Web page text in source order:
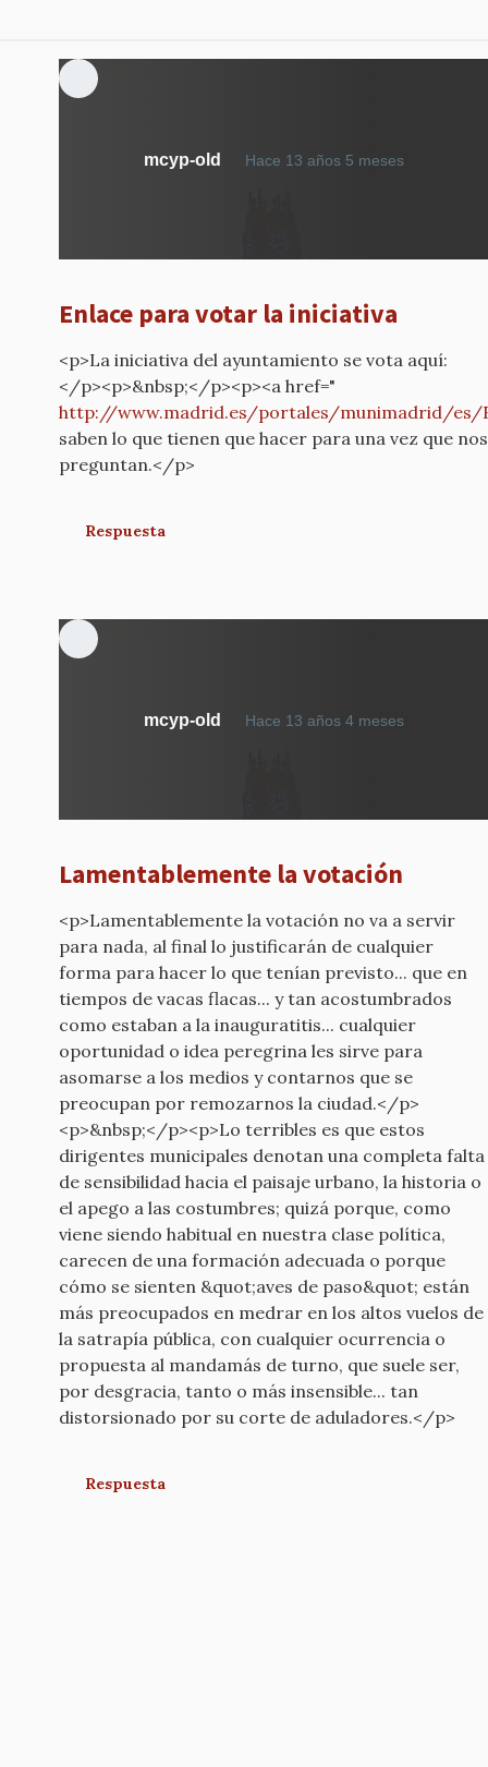
mcyp-old Hace 13 años 5 meses
Enlace para votar la iniciativa
<p>La iniciativa del ayuntamiento se vota aquí:
</p><p>&nbsp;</p><p><a href="
http://www.madrid.es/portales/munimadrid/es/
saben lo que tienen que hacer para una vez que nos
preguntan.</p>
Respuesta
mcyp-old Hace 13 años 4 meses
Lamentablemente la votación
<p>Lamentablemente la votación no va a servir
para nada, al final lo justificarán de cualquier
forma para hacer lo que tenían previsto... que en
tiempos de vacas flacas... y tan acostumbrados
como estaban a la inauguratitis... cualquier
oportunidad o idea peregrina les sirve para
asomarse a los medios y contarnos que se
preocupan por remozarnos la ciudad.</p>
<p>&nbsp;</p><p>Lo terribles es que estos
dirigentes municipales denotan una completa falta
de sensibilidad hacia el paisaje urbano, la historia o
el apego a las costumbres; quizá porque, como
viene siendo habitual en nuestra clase política,
carecen de una formación adecuada o porque
cómo se sienten &quot;aves de paso&quot; están
más preocupados en medrar en los altos vuelos de
la satrapía pública, con cualquier ocurrencia o
propuesta al mandamás de turno, que suele ser,
por desgracia, tanto o más insensible... tan
distorsionado por su corte de aduladores.</p>
Respuesta